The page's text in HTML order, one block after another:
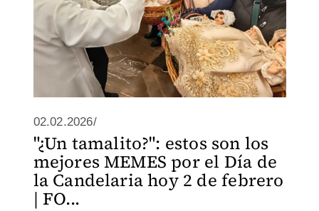
02.02.2026/
"¿Un tamalito?": estos son los
mejores MEMES por el Día de
la Candelaria hoy 2 de febrero
| FO...